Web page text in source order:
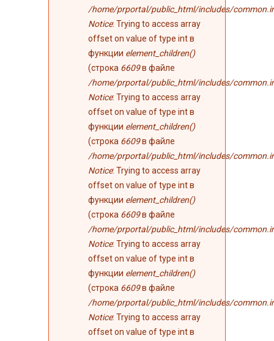
/home/prportal/public_html/includes/
Notice: Trying to access array
offset on value of type int в
функции element_children()
(строка 6609в файле
/home/prportal/public_html/includes/
Notice: Trying to access array
offset on value of type int в
функции element_children()
(строка 6609в файле
/home/prportal/public_html/includes/
Notice: Trying to access array
offset on value of type int в
функции element_children()
(строка 6609в файле
/home/prportal/public_html/includes/
Notice: Trying to access array
offset on value of type int в
функции element_children()
(строка 6609в файле
/home/prportal/public_html/includes/
Notice: Trying to access array
offset on value of type int в